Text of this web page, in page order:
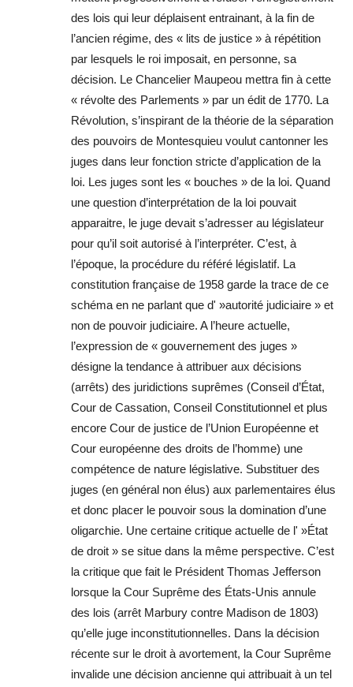
des lois qui leur déplaisent entrainant, à la fin de
l’ancien régime, des « lits de justice » à répétition
par lesquels le roi imposait, en personne, sa
décision. Le Chancelier Maupeou mettra fin à cette
« révolte des Parlements » par un édit de 1770. La
Révolution, s’inspirant de la théorie de la séparation
des pouvoirs de Montesquieu voulut cantonner les
juges dans leur fonction stricte d’application de la
loi. Les juges sont les « bouches » de la loi. Quand
une question d’interprétation de la loi pouvait
apparaitre, le juge devait s’adresser au législateur
pour qu’il soit autorisé à l’interpréter. C’est, à
l’époque, la procédure du référé législatif. La
constitution française de 1958 garde la trace de ce
schéma en ne parlant que d' »autorité judiciaire » et
non de pouvoir judiciaire. A l’heure actuelle,
l’expression de « gouvernement des juges »
désigne la tendance à attribuer aux décisions
(arrêts) des juridictions suprêmes (Conseil d’État,
Cour de Cassation, Conseil Constitutionnel et plus
encore Cour de justice de l’Union Européenne et
Cour européenne des droits de l’homme) une
compétence de nature législative. Substituer des
juges (en général non élus) aux parlementaires élus
et donc placer le pouvoir sous la domination d’une
oligarchie. Une certaine critique actuelle de l' »État
de droit » se situe dans la même perspective. C’est
la critique que fait le Président Thomas Jefferson
lorsque la Cour Suprême des États-Unis annule
des lois (arrêt Marbury contre Madison de 1803)
qu’elle juge inconstitutionnelles. Dans la décision
récente sur le droit à avortement, la Cour Suprême
invalide une décision ancienne qui attribuait à un tel